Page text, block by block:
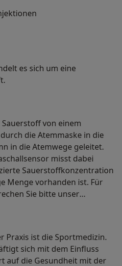
es sich um eine
von einem
die Atemmaske in die
in die Atemwege geleitet.
misst dabei
Sauerstoffkonzentration
Menge vorhanden ist. Für
Sie bitte unser
Praxis ist die Sportmedizin.
sich mit dem Einfluss
auf die Gesundheit mit der